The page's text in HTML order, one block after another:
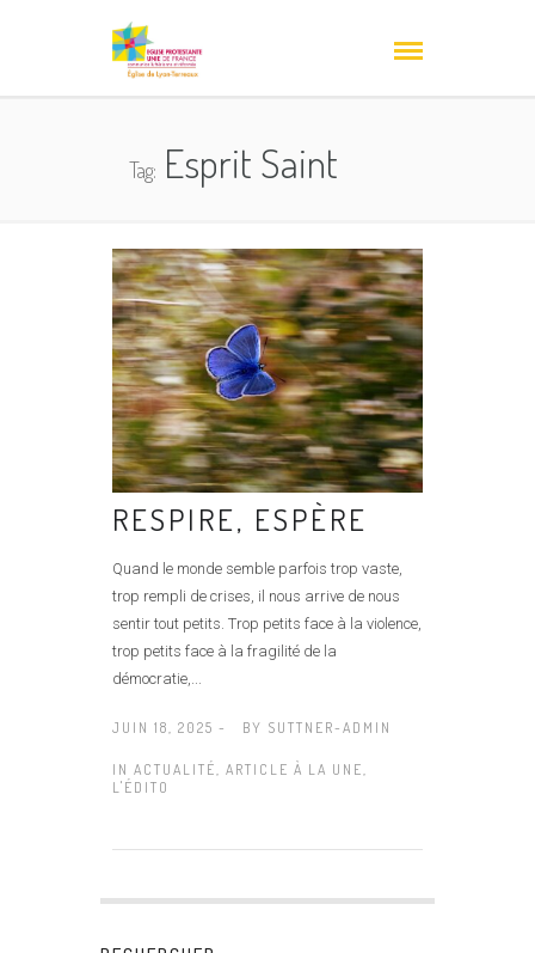
Tag:Esprit Saint
RESPIRE, ESPÈRE
Quand le monde semble parfois trop vaste,
trop rempli de crises, il nous arrive de nous
sentir tout petits. Trop petits face à la violence,
trop petits face à la fragilité de la
démocratie,...
JUIN 18, 2025 - BY SUTTNER-ADMIN
IN ACTUALITÉ, ARTICLE À LA UNE,
L'ÉDITO